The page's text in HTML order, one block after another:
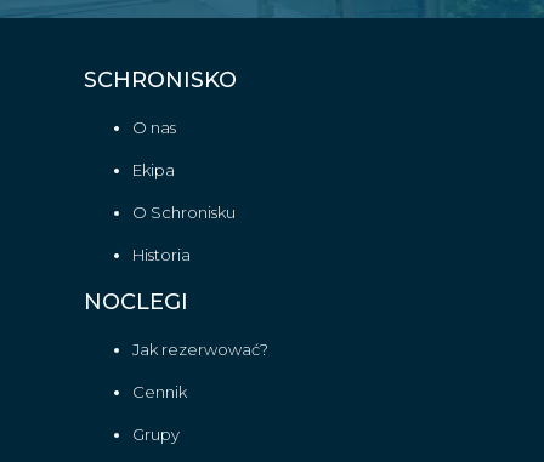
SCHRONISKO
O nas
Ekipa
O Schronisku
Historia
NOCLEGI
Jak rezerwować?
Cennik
Grupy